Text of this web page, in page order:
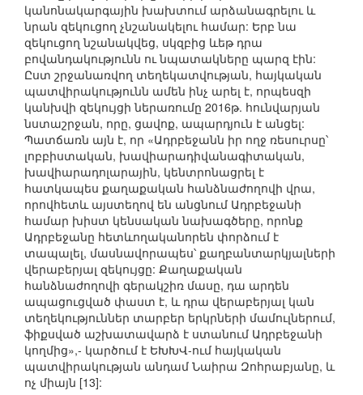
կանոնակարգային խախտում արձանագրելու և
նրան զեկուցող չնշանակելու համար: Երբ նա
զեկուցող նշանակվեց, սկզբից ևեթ դրա
բովանդակությունն ու նպատակները պարզ էին:
Ըստ շրջանառվող տեղեկատվության, հայկական
պատվիրակությունն ամեն ինչ արել է, որպեսզի
կանխվի զեկույցի ներառումը 2016թ. հունվարյան
նստաշրջան, որը, ցավոք, ապարդյուն է անցել:
Պատճառն այն է, որ «Ադրբեջանն իր ողջ ռեսուրսը՝
լոբբիստական, խավիարադիվանագիտական,
խավիարադոլարային, կենտրոնացրել է
հատկապես քաղաքական հանձնաժողովի վրա,
որովհետև այստեղով են անցնում Ադրբեջանի
համար խիստ կենսական նախագծերը, որոնք
Ադրբեջանը հետևողականորեն փորձում է
տապալել, մասնավորապես՝ քաղբանտարկյալների
վերաբերյալ զեկույցը: Քաղաքական
հանձնաժողովի գերակշիռ մասը, դա արդեն
ապացուցված փաստ է, և դրա վերաբերյալ կան
տեղեկություններ տարբեր երկրների մամուլներում,
ֆիքսված աշխատավարձ է ստանում Ադրբեջանի
կողմից»,- կարծում է ԵԽԽՎ-ում հայկական
պատվիրակության անդամ Նաիրա Զոհրաբյանը, և
ոչ միայն [13]: